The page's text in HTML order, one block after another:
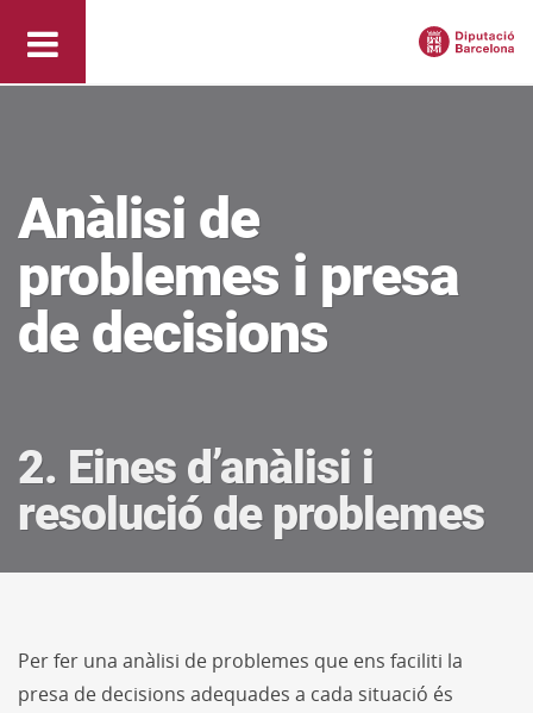
Anàlisi de
problemes i presa
de decisions
2. Eines d’anàlisi i
resolució de problemes
Per fer una anàlisi de problemes que ens faciliti la
presa de decisions adequades a cada situació és